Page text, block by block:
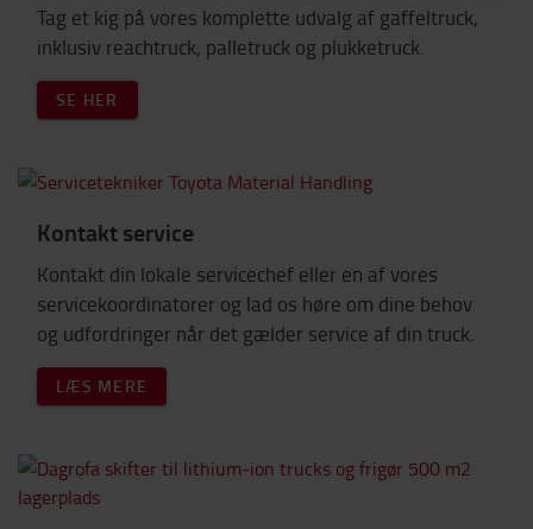
Tag et kig på vores komplette udvalg af gaffeltruck,
inklusiv reachtruck, palletruck og plukketruck.
SE HER
Kontakt service
Kontakt din lokale servicechef eller en af vores
servicekoordinatorer og lad os høre om dine behov
og udfordringer når det gælder service af din truck.
LÆS MERE